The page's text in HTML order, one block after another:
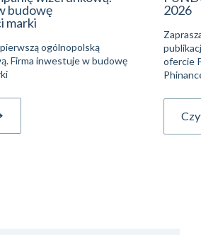
budowę
marki
ogólnopolską
Firma inwestuje w budowę
2026
ofercie